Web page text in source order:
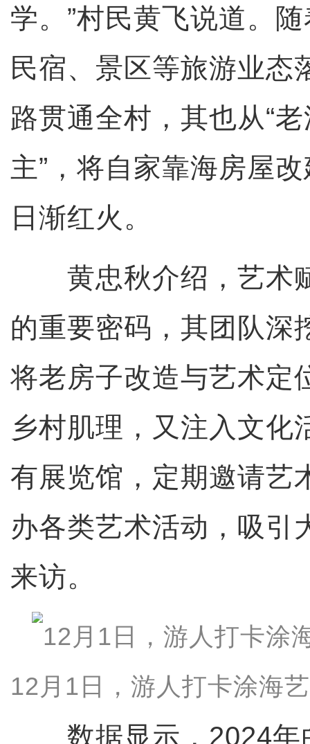
学。”村民黄飞说道。
民宿、景区等旅游业态
路贯通全村，其也从“老
主”，将自家靠海房屋
日渐红火。
黄忠秋介绍，艺术
的重要密码，其团队深
将老房子改造与艺术定
乡村肌理，又注入文化
有展览馆，定期邀请艺
办各类艺术活动，吸引
来访。
12月1日，游人打卡涂海
数据显示，2024年